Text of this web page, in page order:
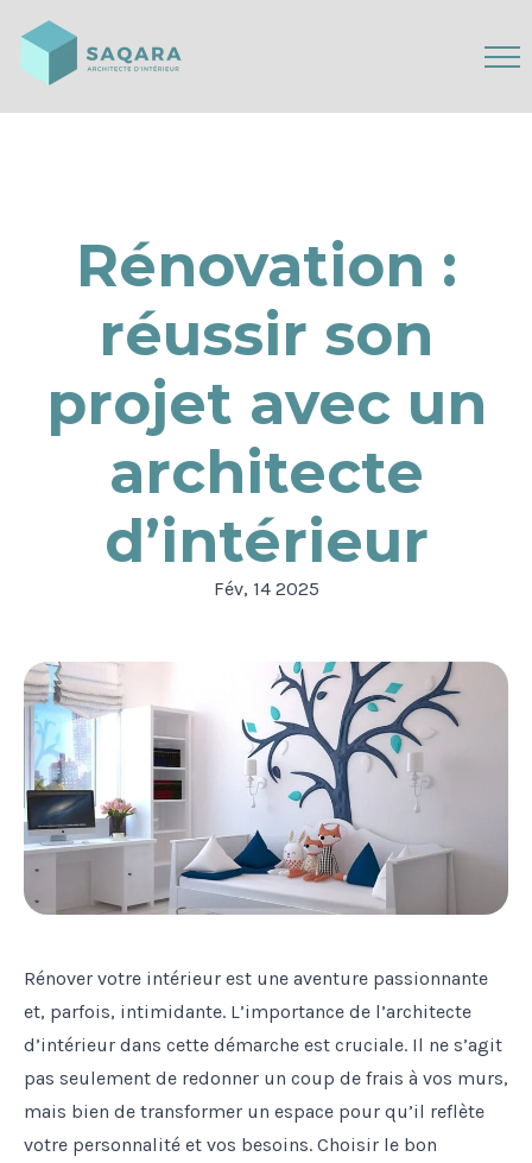
Rénovation :
réussir son
projet avec un
architecte
d’intérieur
Fév, 14 2025
Rénover votre intérieur est une aventure passionnante
et, parfois, intimidante. L’importance de l’architecte
d’intérieur dans cette démarche est cruciale. Il ne s’agit
pas seulement de redonner un coup de frais à vos murs,
mais bien de transformer un espace pour qu’il reflète
votre personnalité et vos besoins. Choisir le bon